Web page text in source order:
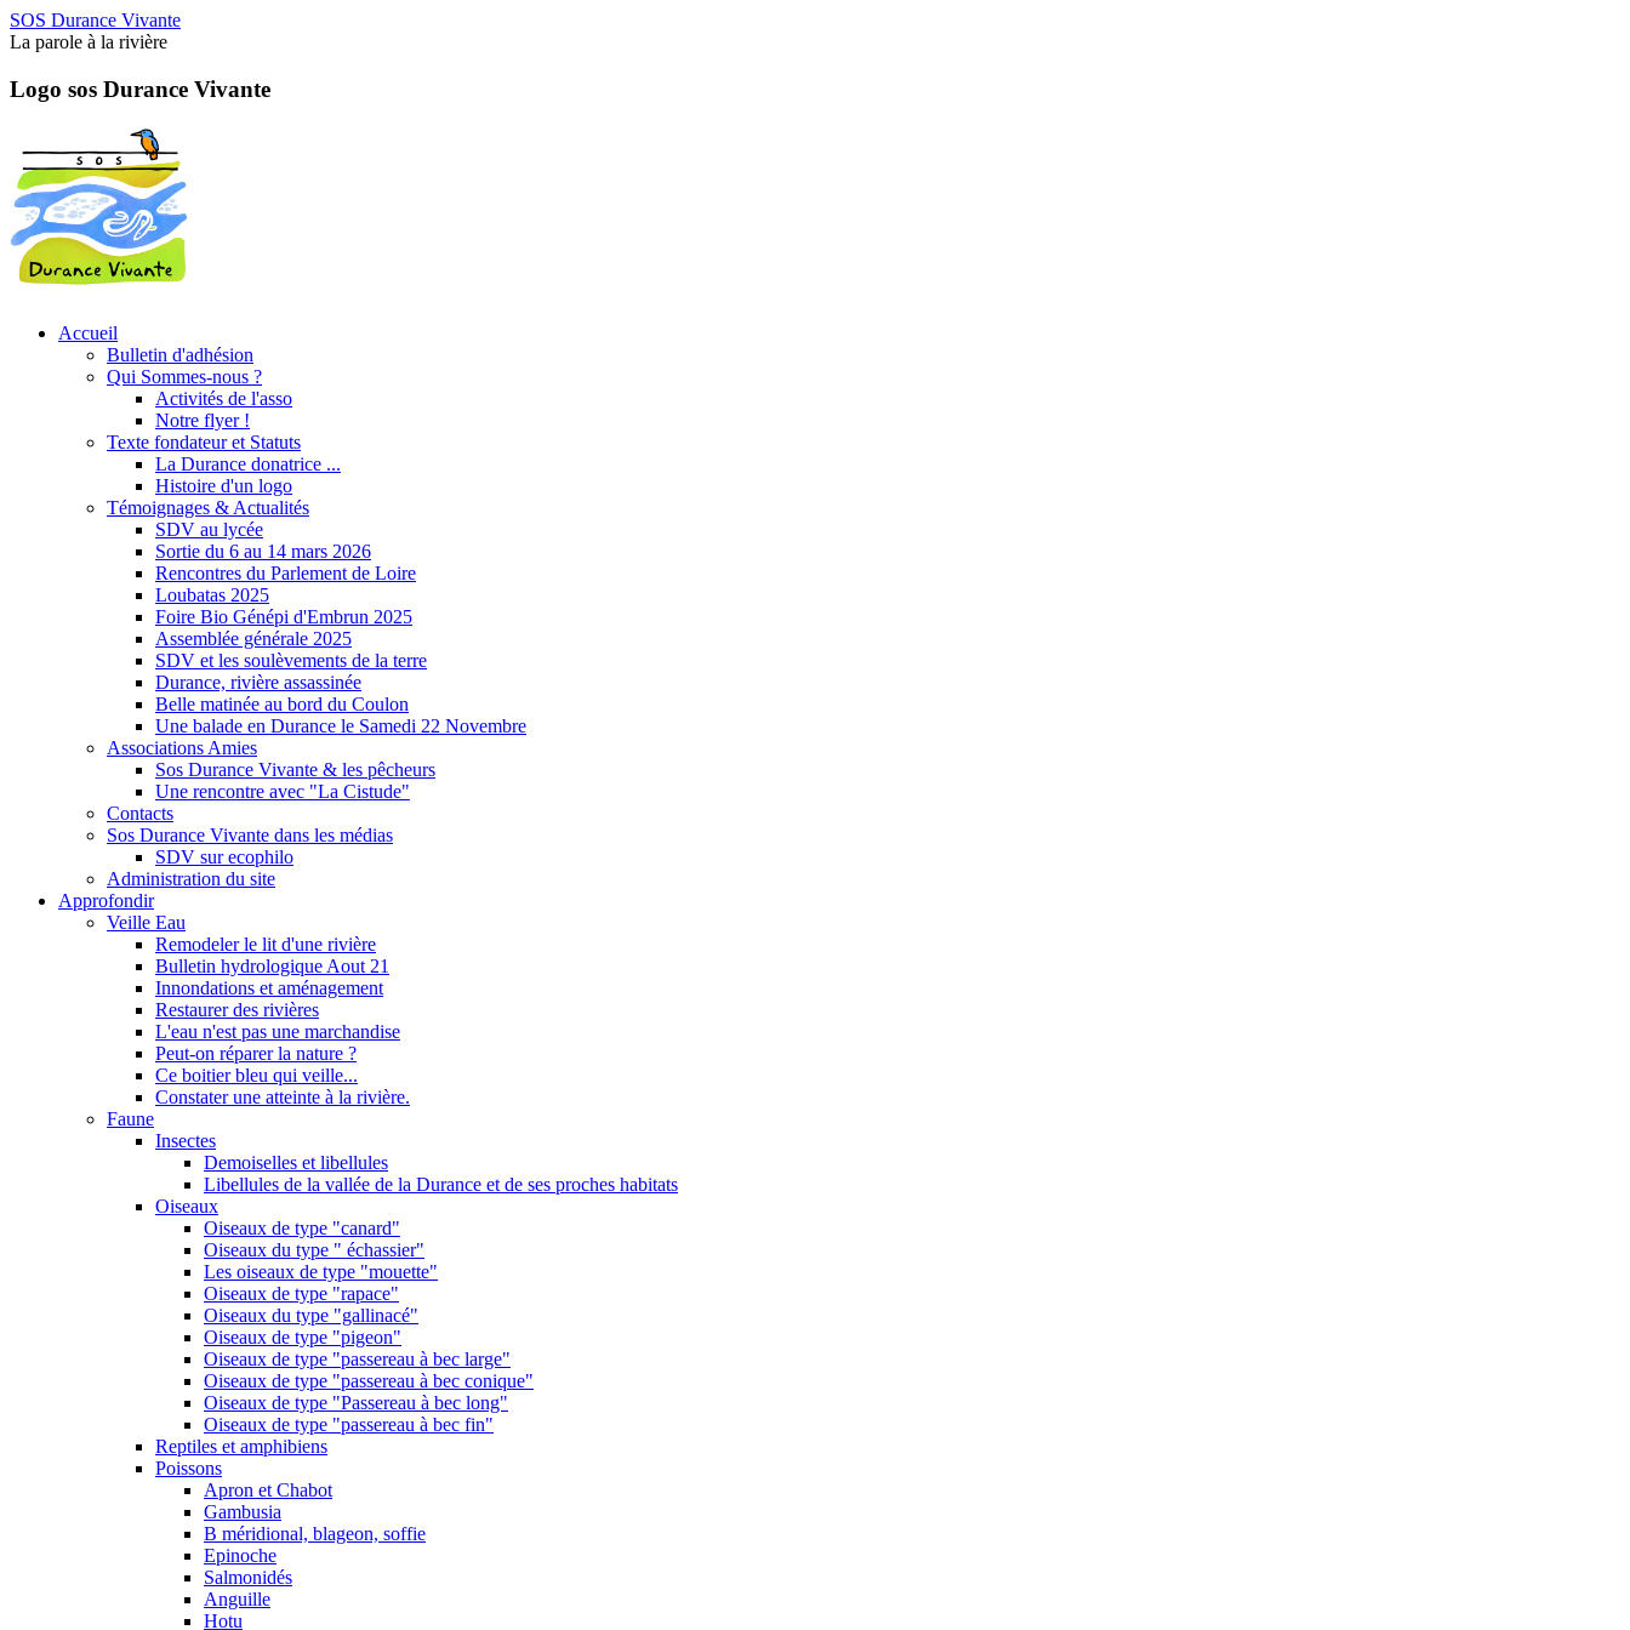
SOS Durance Vivante
La parole à la rivière
Logo sos Durance Vivante
Accueil
Bulletin d'adhésion
Qui Sommes-nous ?
Activités de l'asso
Notre flyer !
Texte fondateur et Statuts
La Durance donatrice ...
Histoire d'un logo
Témoignages & Actualités
SDV au lycée
Sortie du 6 au 14 mars 2026
Rencontres du Parlement de Loire
Loubatas 2025
Foire Bio Génépi d'Embrun 2025
Assemblée générale 2025
SDV et les soulèvements de la terre
Durance, rivière assassinée
Belle matinée au bord du Coulon
Une balade en Durance le Samedi 22 Novembre
Associations Amies
Sos Durance Vivante & les pêcheurs
Une rencontre avec "La Cistude"
Contacts
Sos Durance Vivante dans les médias
SDV sur ecophilo
Administration du site
Approfondir
Veille Eau
Remodeler le lit d'une rivière
Bulletin hydrologique Aout 21
Innondations et aménagement
Restaurer des rivières
L'eau n'est pas une marchandise
Peut-on réparer la nature ?
Ce boitier bleu qui veille...
Constater une atteinte à la rivière.
Faune
Insectes
Demoiselles et libellules
Libellules de la vallée de la Durance et de ses proches habitats
Oiseaux
Oiseaux de type "canard"
Oiseaux du type " échassier"
Les oiseaux de type "mouette"
Oiseaux de type "rapace"
Oiseaux du type "gallinacé"
Oiseaux de type "pigeon"
Oiseaux de type "passereau à bec large"
Oiseaux de type "passereau à bec conique"
Oiseaux de type "Passereau à bec long"
Oiseaux de type "passereau à bec fin"
Reptiles et amphibiens
Poissons
Apron et Chabot
Gambusia
B méridional, blageon, soffie
Epinoche
Salmonidés
Anguille
Hotu